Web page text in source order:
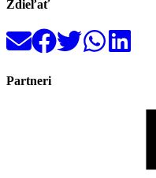
Zdieľať
Partneri